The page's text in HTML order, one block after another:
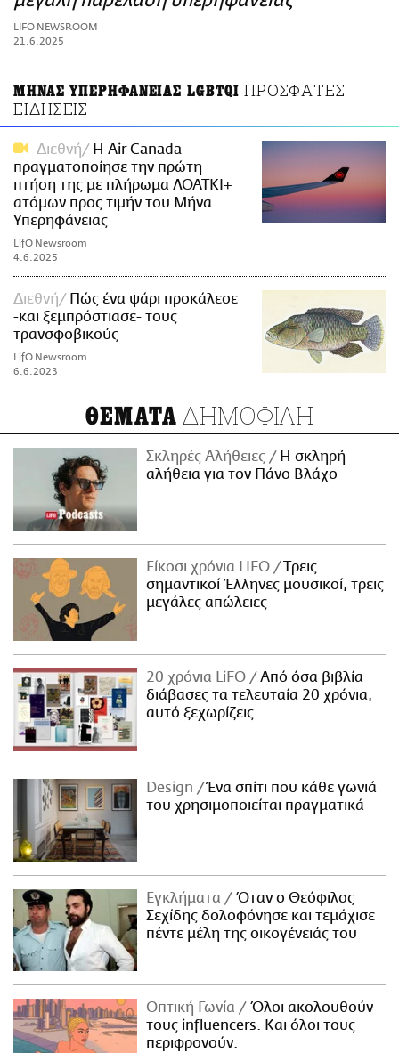
ΑΜΠΑ
PRINT
LIFO NEWSROOM
21.6.2025
ΜΗΝΑΣ ΥΠΕΡΗΦΑΝΕΙΑΣ LGBTQI ΠΡΟΣΦΑΤΕΣ
ΕΙΔΗΣΕΙΣ
Διεθνή
Η Air Canada
πραγματοποίησε την πρώτη
πτήση της με πλήρωμα ΛΟΑΤΚΙ+
ατόμων προς τιμήν του Μήνα
Υπερηφάνειας
LifO Newsroom
4.6.2025
Διεθνή
Πώς ένα ψάρι προκάλεσε
-και ξεμπρόστιασε- τους
τρανσφοβικούς
LifO Newsroom
6.6.2023
ΘΕΜΑΤΑ ΔΗΜΟΦΙΛΗ
Σκληρές Αλήθειες
H σκληρή
αλήθεια για τον Πάνο Βλάχο
Είκοσι χρόνια LIFO
Tρεις
σημαντικοί Έλληνες μουσικοί, τρεις
μεγάλες απώλειες
20 χρόνια LiFO
Από όσα βιβλία
διάβασες τα τελευταία 20 χρόνια,
αυτό ξεχωρίζεις
Design
Ένα σπίτι που κάθε γωνιά
του χρησιμοποιείται πραγματικά
Εγκλήματα
Όταν ο Θεόφιλος
Σεχίδης δολοφόνησε και τεμάχισε
πέντε μέλη της οικογένειάς του
Οπτική Γωνία
Όλοι ακολουθούν
τους influencers. Και όλοι τους
περιφρονούν.